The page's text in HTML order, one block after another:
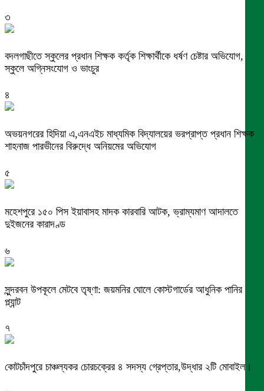
৩
বদলগাছীতে স্কুলের প্রধান শিক্ষক কর্তৃক শিক্ষার্থীকে ধর্ষণ চেষ্টার অভিযোগ,
স্কুলে অগ্নিসংযোগ ও ভাংচুর
৪
অভয়নগরের হিদিয়া এ,এনএইচ মাধ্যমিক বিদ্যালয়ের ভরপ্রাপ্ত প্রধান শিক্ষক
শাহনাজ পারভীনের বিরুদ্ধে অনিয়মের অভিযোগ
৫
মহেশপুরে ১৫০ পিস ইয়াবাসহ মাদক কারবারি আটক, ভ্রাম্যমাণ আদালতে
দুইজনের কারাদণ্ড
৬
সুন্দরবন উপকূলে মেটবে তৃষ্ণা: জয়মনির ঘোলে কোস্টগার্ডের আধুনিক পানির
প্ল্যান্ট
৭
কোটচাঁদপুরে চাঞ্চল্যকর চোরচক্রের ৪ সদস্য গ্রেপ্তার,উদ্ধার ২টি মোবাইল।